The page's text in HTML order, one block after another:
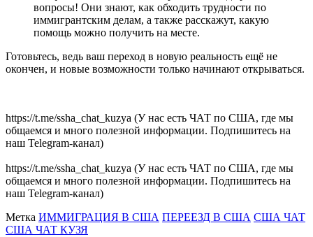
вопросы! Они знают, как обходить трудности по
иммигрантским делам, а также расскажут, какую
помощь можно получить на месте.
Готовьтесь, ведь ваш переход в новую реальность ещё не
окончен, и новые возможности только начинают открываться.
https://t.me/ssha_chat_kuzya (У нас есть ЧАТ по США, где мы
общаемся и много полезной информации. Подпишитесь на
наш Telegram-канал)
https://t.me/ssha_chat_kuzya (У нас есть ЧАТ по США, где мы
общаемся и много полезной информации. Подпишитесь на
наш Telegram-канал)
Метка ИММИГРАЦИЯ В США ПЕРЕЕЗД В США США ЧАТ
США ЧАТ КУЗЯ